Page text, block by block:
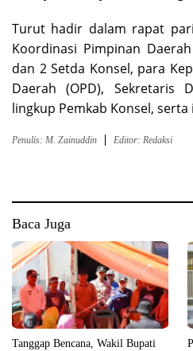
Turut hadir dalam rapat
Koordinasi Pimpinan
dan 2 Setda Konsel, para
Daerah (OPD), Sekretaris
lingkup Pemkab Konsel, serta
Penulis: M. Zainuddin Editor: Redaksi
Baca Juga
Tanggap Bencana, Wakil Bupati